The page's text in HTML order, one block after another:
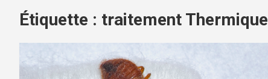
Étiquette : traitement Thermique